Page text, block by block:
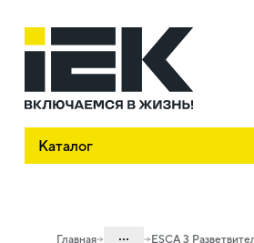
Каталог
Главная ... ESCA 3